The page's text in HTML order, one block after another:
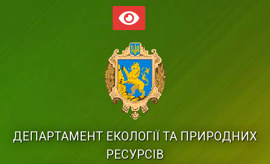
ДЕПАРТАМЕНТ ЕКОЛОГІЇ ТА ПРИРОДНИХ
РЕСУРСІВ